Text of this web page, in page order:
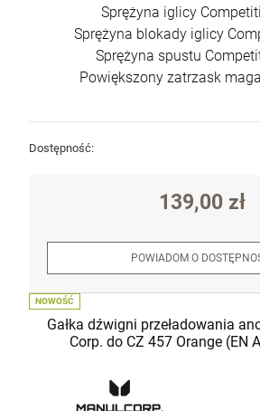
Sprężyna iglicy
Sprężyna blokady iglicy
Sprężyna spustu
Powiększony zatrzask
Dostępność:
139,00 zł
POWIADOM O
Gałka dźwigni przeładowania
Corp. do CZ 457 Orange (EN
NOWOŚĆ